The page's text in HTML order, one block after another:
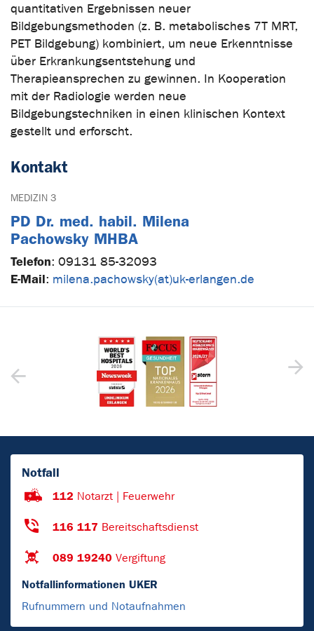
quantitativen Ergebnissen neuer
Bildgebungsmethoden (z. B. metabolisches 7T MRT,
PET Bildgebung) kombiniert, um neue Erkenntnisse
über Erkrankungsentstehung und
Therapieansprechen zu gewinnen. In Kooperation
mit der Radiologie werden neue
Bildgebungstechniken in einen klinischen Kontext
gestellt und erforscht.
Kontakt
MEDIZIN 3
PD Dr. med. habil. Milena
Pachowsky MHBA
Telefon: 09131 85-32093
E-Mail: milena.pachowsky(at)uk-erlangen.de
Notfall
112 Notarzt | Feuerwehr
116 117 Bereitschaftsdienst
089 19240 Vergiftung
Notfallinformationen UKER
Rufnummern und Notaufnahmen